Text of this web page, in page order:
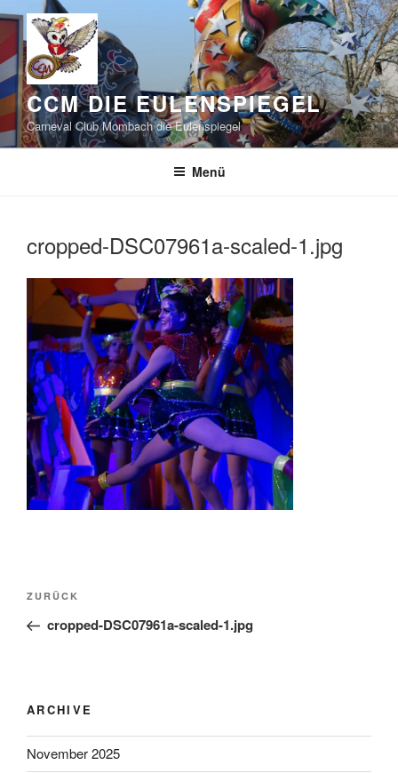
Zum
springen
CCM DIE EULENSPIEGEL
Carneval Club Mombach die Eulenspiegel
Menü
cropped-DSC07961a-scaled-1.jpg
Beitragsnavigation
Vorheriger
Beitrag
ZURÜCK
cropped-DSC07961a-scaled-1.jpg
ARCHIVE
November 2025